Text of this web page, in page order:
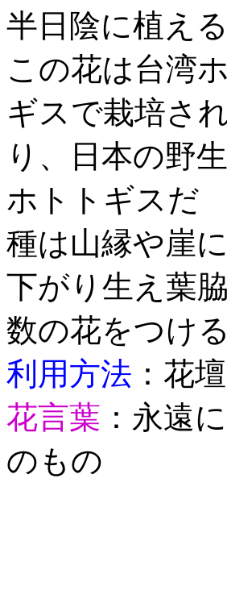
半日陰に植える
この花は台湾
ギスで栽培さ
り、日本の野
ホトトギスだ
種は山縁や崖
下がり生え葉
数の花をつける
利用方法 ：花
花言葉 ：永遠
のもの